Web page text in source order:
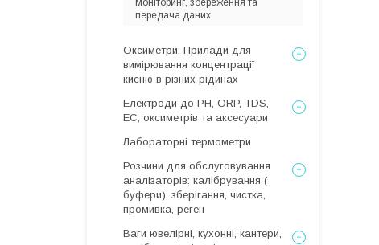
моніторинг, збереження та
передача даних
Оксиметри: Прилади для
вимірювання концентрації
кисню в різних рідинах
Електроди до PH, ORP, TDS,
EC, оксиметрів та аксесуари
Лабораторні термометри
Розчини для обслуговування
аналізаторів: калібрування (
буфери), зберігання, чистка,
промивка, реген
Ваги ювелірні, кухонні, кантери,